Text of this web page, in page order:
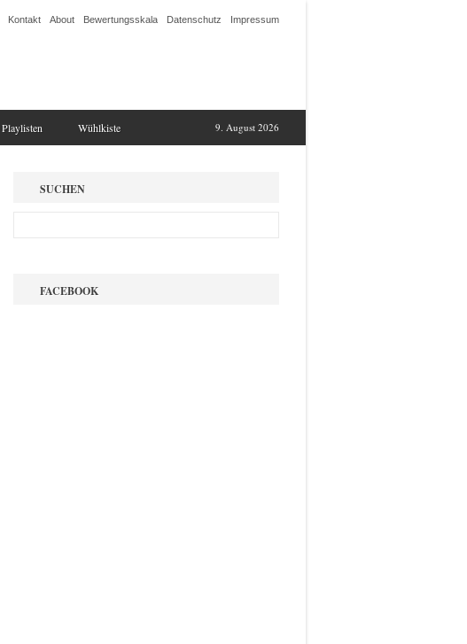
Kontakt About Bewertungsskala Datenschutz Impressum
9. August 2026
Playlisten Wühlkiste
SUCHEN
FACEBOOK